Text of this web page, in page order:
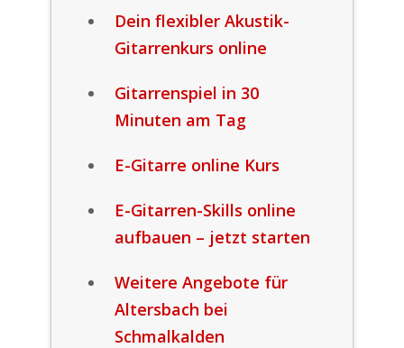
Dein flexibler Akustik-
Gitarrenkurs online
Gitarrenspiel in 30
Minuten am Tag
E-Gitarre online Kurs
E-Gitarren-Skills online
aufbauen – jetzt starten
Weitere Angebote für
Altersbach bei
Schmalkalden